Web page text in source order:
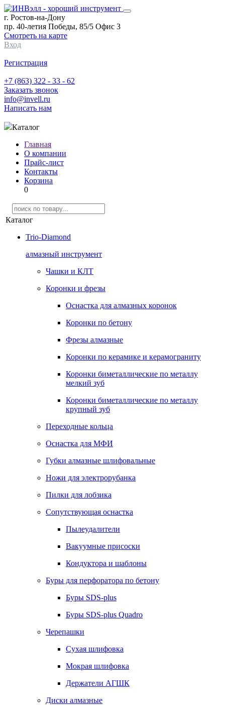
г. Ростов-на-Дону
пр. 40-летия Победы, 85/5 Офис 3
Смотреть на карте
Вход
Регистрация
+7 (863) 322 - 33 - 62
Заказать звонок
info@invell.ru
Написать нам
Каталог
Главная
О компании
Прайс-лист
Контакты
Корзина
0
Каталог
Trio-Diamond
алмазный инструмент
Чашки и КЛТ
Коронки и фрезы
Оснастка для алмазных коронок
Коронки по бетону
Фрезы алмазные
Коронки по керамике и керамограниту
Коронки биметаллические по металлу
мелкий зуб
Коронки биметаллические по металлу
крупный зуб
Переходные кольца
Оснастка для МФИ
Губки алмазные шлифовальные
Ножи для электрорубанка
Пилки для лобзика
Сопутствующая оснастка
Пылеудалители
Вакуумные присоски
Кондуктора и шаблоны
Буры для перфоратора по бетону
Буры SDS-plus
Буры SDS-plus Quadro
Черепашки
Сухая шлифовка
Мокрая шлифовка
Держатели АГШК
Диски алмазные